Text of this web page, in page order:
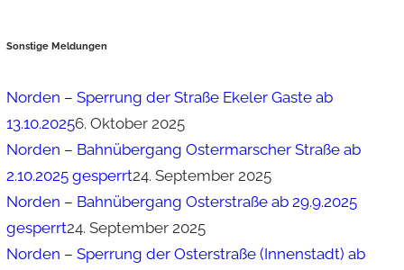
Sonstige Meldungen
Norden – Sperrung der Straße Ekeler Gaste ab
13.10.20256. Oktober 2025
Norden – Bahnübergang Ostermarscher Straße ab
2.10.2025 gesperrt24. September 2025
Norden – Bahnübergang Osterstraße ab 29.9.2025
gesperrt24. September 2025
Norden – Sperrung der Osterstraße (Innenstadt) ab